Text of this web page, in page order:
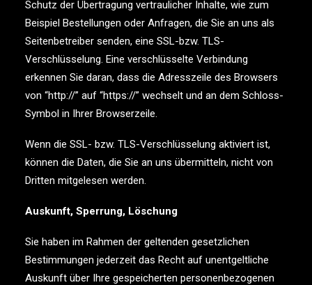
Schutz der Übertragung vertraulicher Inhalte, wie zum
Beispiel Bestellungen oder Anfragen, die Sie an uns als
Seitenbetreiber senden, eine SSL-bzw. TLS-
Verschlüsselung. Eine verschlüsselte Verbindung
erkennen Sie daran, dass die Adresszeile des Browsers
von “http://” auf “https://” wechselt und an dem Schloss-
Symbol in Ihrer Browserzeile.
Wenn die SSL- bzw. TLS-Verschlüsselung aktiviert ist,
können die Daten, die Sie an uns übermitteln, nicht von
Dritten mitgelesen werden.
Auskunft, Sperrung, Löschung
Sie haben im Rahmen der geltenden gesetzlichen
Bestimmungen jederzeit das Recht auf unentgeltliche
Auskunft über Ihre gespeicherten personenbezogenen